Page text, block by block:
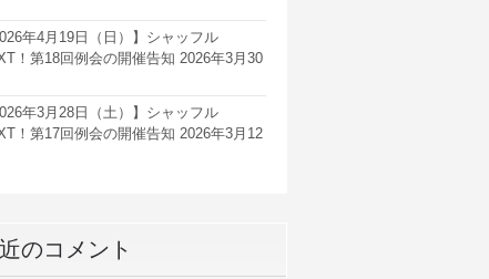
年4月19日（日）】シャッフル
！第18回例会の開催告知 2026年3月30
年3月28日（土）】シャッフル
！第17回例会の開催告知 2026年3月12
のコメント